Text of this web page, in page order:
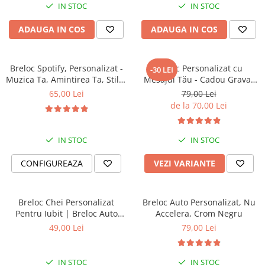
Bratari Bff
Bratari din Piele
Bratari din Margele de Portelan
Bratari din Pietre Semipretioase
Bratari Zodii cu Dichis
Bratari pentru Aromaterapie
Bratari cu Perle Naturale
IN STOC
ADAUGA IN COS
IN STOC
ADAUGA IN COS
Breloc Spotify, Personalizat -
Muzica Ta, Amintirea Ta, Stilul
Tau
65,00 Lei
IN STOC
CONFIGUREAZA
-30 LEI
Breloc Personalizat cu
Mesajul Tău - Cadou Gravat
Text / Nume - Inox Premium -
Cutie Inclusă
79,00 Lei
de la 70,00 Lei
IN STOC
VEZI VARIANTE
Breloc Chei Personalizat
Pentru Iubit | Breloc Auto
Mesaj “Ai grija cum conduci” |
49,00 Lei
IN STOC
Breloc Auto Personalizat, Nu
Accelera, Crom Negru
79,00 Lei
IN STOC